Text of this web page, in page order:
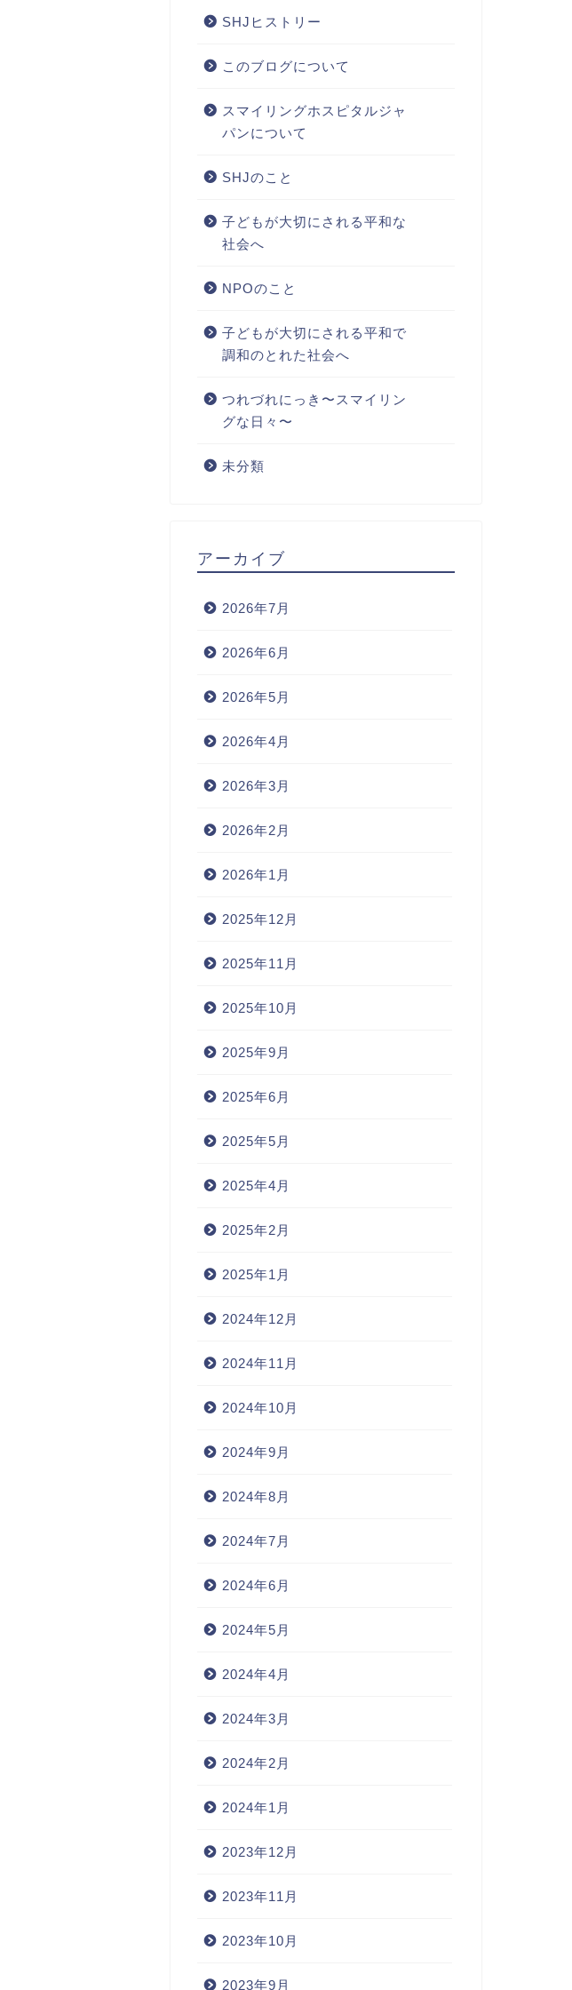
SHJヒストリー
このブログについて
スマイリングホスピタルジャ
パンについて
SHJのこと
子どもが大切にされる平和な
社会へ
NPOのこと
子どもが大切にされる平和で
調和のとれた社会へ
つれづれにっき〜スマイリン
グな日々〜
未分類
アーカイブ
2026年7月
2026年6月
2026年5月
2026年4月
2026年3月
2026年2月
2026年1月
2025年12月
2025年11月
2025年10月
2025年9月
2025年6月
2025年5月
2025年4月
2025年2月
2025年1月
2024年12月
2024年11月
2024年10月
2024年9月
2024年8月
2024年7月
2024年6月
2024年5月
2024年4月
2024年3月
2024年2月
2024年1月
2023年12月
2023年11月
2023年10月
2023年9月